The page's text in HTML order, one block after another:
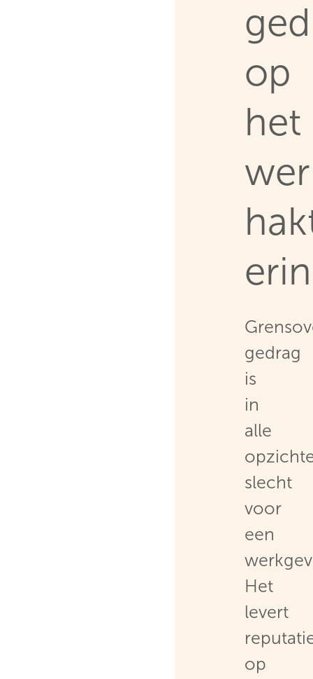
op
het
erin
gedrag
is
in
alle
slecht
voor
een
Het
levert
op